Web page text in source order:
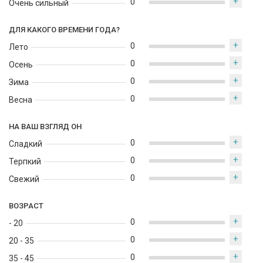
раскрываясь особенно красиво в прохладную погоду и
сосредоточенности.
Очень сильный
ДЛЯ КАКОГО ВРЕМЕНИ ГОДА?
Лето
Осень
Зима
Весна
0 +
0 +
0 +
0 +
НА ВАШ ВЗГЛЯД ОН
Сладкий
Терпкий
Свежий
0 +
0 +
0 +
ВОЗРАСТ
- 20
20 - 35
35 - 45
0 +
0 +
0 +